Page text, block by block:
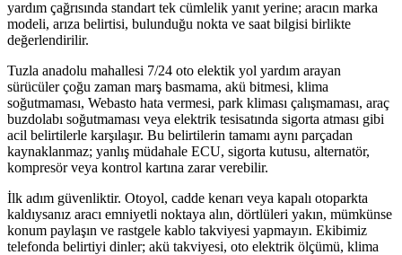
yardım çağrısında standart tek cümlelik yanıt yerine; aracın marka
modeli, arıza belirtisi, bulunduğu nokta ve saat bilgisi birlikte
değerlendirilir.
Tuzla anadolu mahallesi 7/24 oto elektik yol yardım arayan
sürücüler çoğu zaman marş basmama, akü bitmesi, klima
soğutmaması, Webasto hata vermesi, park kliması çalışmaması, araç
buzdolabı soğutmaması veya elektrik tesisatında sigorta atması gibi
acil belirtilerle karşılaşır. Bu belirtilerin tamamı aynı parçadan
kaynaklanmaz; yanlış müdahale ECU, sigorta kutusu, alternatör,
kompresör veya kontrol kartına zarar verebilir.
İlk adım güvenliktir. Otoyol, cadde kenarı veya kapalı otoparkta
kaldıysanız aracı emniyetli noktaya alın, dörtlüleri yakın, mümkünse
konum paylaşın ve rastgele kablo takviyesi yapmayın. Ekibimiz
telefonda belirtiyi dinler; akü takviyesi, oto elektrik ölçümü, klima